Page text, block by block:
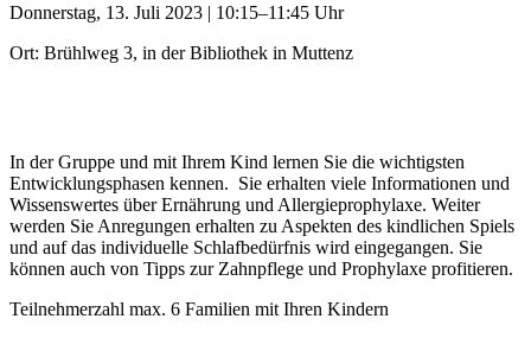
Donnerstag, 13. Juli 2023 | 10:15–11:45 Uhr
Ort: Brühlweg 3, in der Bibliothek in Muttenz
In der Gruppe und mit Ihrem Kind lernen Sie die wichtigsten
Entwicklungsphasen kennen. Sie erhalten viele Informationen und
Wissenswertes über Ernährung und Allergieprophylaxe. Weiter
werden Sie Anregungen erhalten zu Aspekten des kindlichen Spiels
und auf das individuelle Schlafbedürfnis wird eingegangen. Sie
können auch von Tipps zur Zahnpflege und Prophylaxe profitieren.
Teilnehmerzahl max. 6 Familien mit Ihren Kindern